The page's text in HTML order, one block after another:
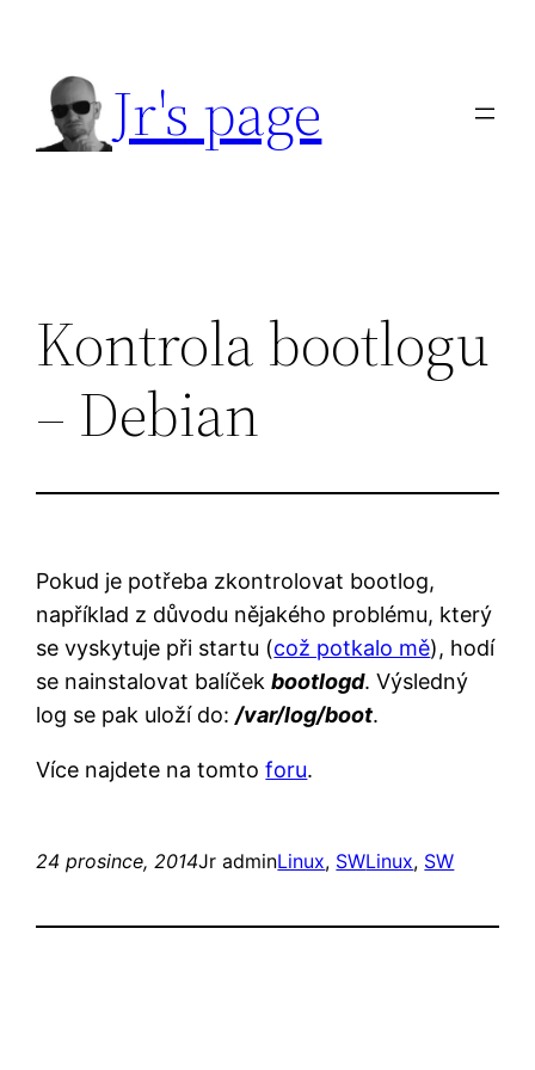
obsah
Jr's page
Kontrola bootlogu
– Debian
Pokud je potřeba zkontrolovat bootlog,
například z důvodu nějakého problému, který
se vyskytuje při startu (což potkalo mě), hodí
se nainstalovat balíčekbootlogd. Výsledný
log se pak uloží do:/var/log/boot.
Více najdete na tomtoforu.
24 prosince, 2014Jr adminLinux, SWLinux, SW